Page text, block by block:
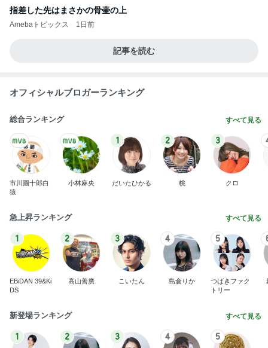
指差した先はまさかの骨壷の上
Amebaトピックス 1日前
記事を読む
オフィシャルブロガーランキング
総合ランキング すべて見る
市川團十郎白
猿
小林麻央
1
だいたひかる
2
桃
3
クロ
急上昇ランキング すべて見る
1
EBiDAN 39&Ki
DS
2
高山善廣
3
こいたん
4
島倉りか
5
つばきファク
トリー
新登場ランキング すべて見る
1 2 3 4 5